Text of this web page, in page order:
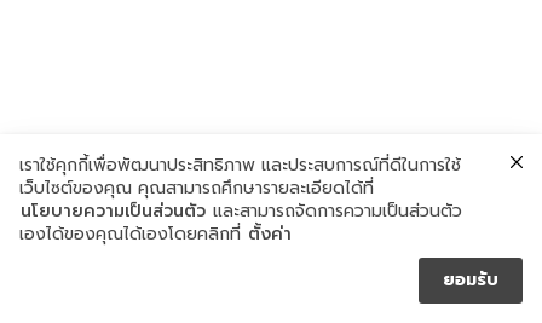
เราใช้คุกกี้เพื่อพัฒนาประสิทธิภาพ และประสบการณ์ที่ดีในการใช้
เว็บไซต์ของคุณ คุณสามารถศึกษารายละเอียดได้ที่
นโยบายความเป็นส่วนตัว และสามารถจัดการความเป็นส่วนตัว
เองได้ของคุณได้เองโดยคลิกที่ ตั้งค่า
ยอมรับ